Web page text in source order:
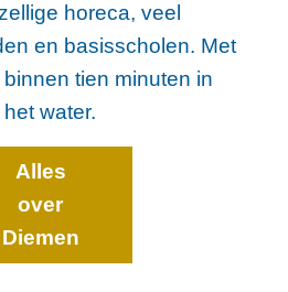
horeca, veel
en basisscholen. Met
tien minuten in
water.
Alles
over
Diemen